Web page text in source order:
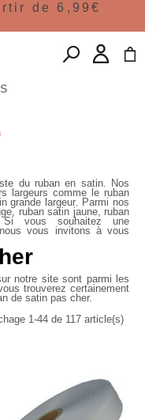
de 6,99€
duruban en satin. Nos
largeurs comme le ruban
grande largeur. Parmi nos
ruban satin jaune, ruban
vous souhaitez une
vous invitons à vous
notre site sont parmi les
trouverez certainement
de satin pas cher.
1-44 de 117 article(s)